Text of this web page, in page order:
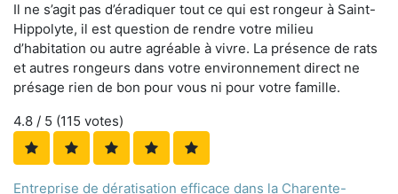
Il ne s’agit pas d’éradiquer tout ce qui est rongeur à Saint-
Hippolyte, il est question de rendre votre milieu
d’habitation ou autre agréable à vivre. La présence de rats
et autres rongeurs dans votre environnement direct ne
présage rien de bon pour vous ni pour votre famille.
4.8 / 5 (115 votes)
Entreprise de dératisation efficace dans la Charente-